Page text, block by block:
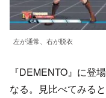
左が通常、右が脱衣
『DEMENTO』に登
なる。見比べてみる